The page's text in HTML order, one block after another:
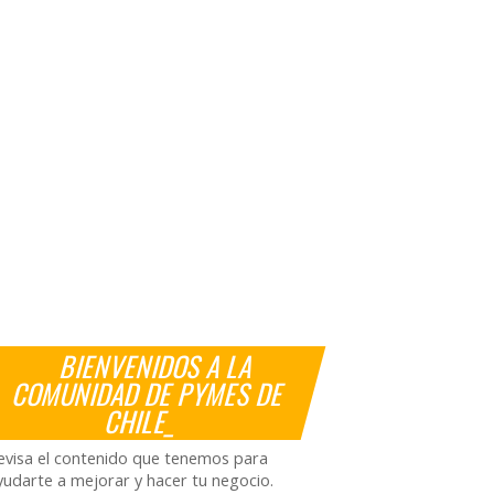
BIENVENIDOS A LA
COMUNIDAD DE PYMES DE
CHILE_
el contenido que tenemos para
a mejorar y hacer tu negocio.